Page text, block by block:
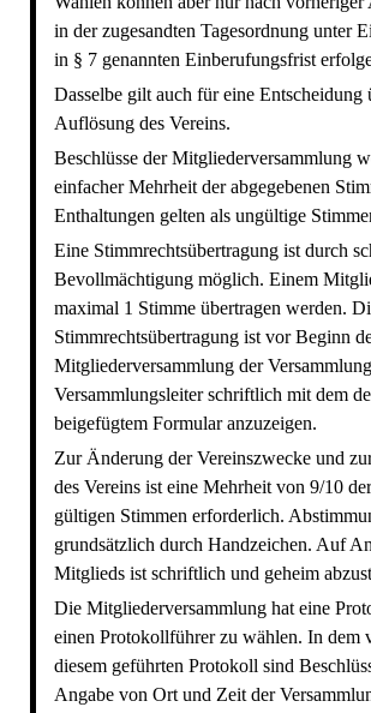
in der zugesandten Tagesordnung unter
in § 7 genannten Einberufungsfrist
Dasselbe gilt auch für eine Entscheidung
Auflösung des Vereins.
Beschlüsse der Mitgliederversammlung
einfacher Mehrheit der abgegebenen
Enthaltungen gelten als ungültige
Eine Stimmrechtsübertragung ist durch
Bevollmächtigung möglich. Einem
maximal 1 Stimme übertragen werden.
Stimmrechtsübertragung ist vor Beginn
Mitgliederversammlung der
Versammlungsleiter schriftlich mit dem
beigefügtem Formular anzuzeigen.
Zur Änderung der Vereinszwecke und
des Vereins ist eine Mehrheit von 9/10
gültigen Stimmen erforderlich.
grundsätzlich durch Handzeichen. Auf
Mitglieds ist schriftlich und geheim
Die Mitgliederversammlung hat eine
einen Protokollführer zu wählen. In dem
diesem geführten Protokoll sind
Angabe von Ort und Zeit der